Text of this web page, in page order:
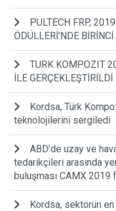
PULTECH FRP,
ÖDÜLLERİ'NDE BİRİNCİ
TURK KOMPOZIT
İLE GERÇEKLEŞTİRİLDİ
Kordsa, Türk
teknolojilerini sergiledi
ABD’de uzay ve
tedarikçileri arasında
buluşması CAMX 2019
Kordsa, sektörün